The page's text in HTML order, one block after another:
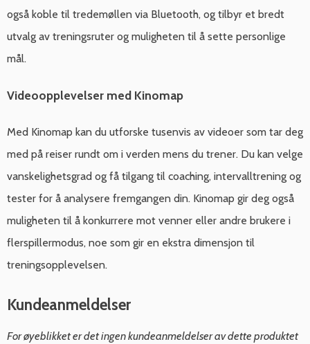
også koble til tredemøllen via Bluetooth, og tilbyr et bredt
utvalg av treningsruter og muligheten til å sette personlige
mål.
Videoopplevelser med Kinomap
Med Kinomap kan du utforske tusenvis av videoer som tar deg
med på reiser rundt om i verden mens du trener. Du kan velge
vanskelighetsgrad og få tilgang til coaching, intervalltrening og
tester for å analysere fremgangen din. Kinomap gir deg også
muligheten til å konkurrere mot venner eller andre brukere i
flerspillermodus, noe som gir en ekstra dimensjon til
treningsopplevelsen.
Kundeanmeldelser
For øyeblikket er det ingen kundeanmeldelser av dette produktet